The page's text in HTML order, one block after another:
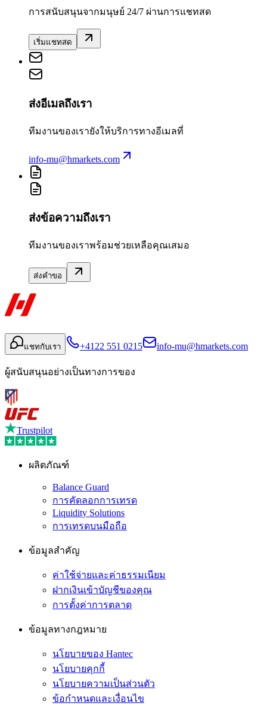
การสนับสนุนจากมนุษย์ 24/7 ผ่านการแชทสด
เริ่มแชทสด
ส่งอีเมลถึงเรา
ทีมงานของเรายังให้บริการทางอีเมลที่
info-mu@hmarkets.com
ส่งข้อความถึงเรา
ทีมงานของเราพร้อมช่วยเหลือคุณเสมอ
ส่งคำขอ
แชทกับเรา +4122 551 0215 info-mu@hmarkets.com
ผู้สนับสนุนอย่างเป็นทางการของ
Trustpilot
ผลิตภัณฑ์
Balance Guard
การคัดลอกการเทรด
Liquidity Solutions
การเทรดบนมือถือ
ข้อมูลสำคัญ
ค่าใช้จ่ายและค่าธรรมเนียม
ฝากเงินเข้าบัญชีของคุณ
การตั้งค่าการตลาด
ข้อมูลทางกฎหมาย
นโยบายของ Hantec
นโยบายคุกกี้
นโยบายความเป็นส่วนตัว
ข้อกำหนดและเงื่อนไข